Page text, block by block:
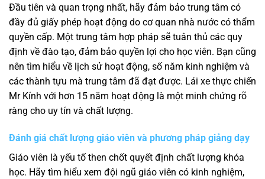
Đầu tiên và quan trọng nhất, hãy đảm bảo trung tâm có
đầy đủ giấy phép hoạt động do cơ quan nhà nước có thẩm
quyền cấp. Một trung tâm hợp pháp sẽ tuân thủ các quy
định về đào tạo, đảm bảo quyền lợi cho học viên. Bạn cũng
nên tìm hiểu về lịch sử hoạt động, số năm kinh nghiệm và
các thành tựu mà trung tâm đã đạt được. Lái xe thực chiến
Mr Kính với hơn 15 năm hoạt động là một minh chứng rõ
ràng cho uy tín và chất lượng.
Đánh giá chất lượng giáo viên và phương pháp giảng dạy
Giáo viên là yếu tố then chốt quyết định chất lượng khóa
học. Hãy tìm hiểu xem đội ngũ giáo viên có kinh nghiệm,